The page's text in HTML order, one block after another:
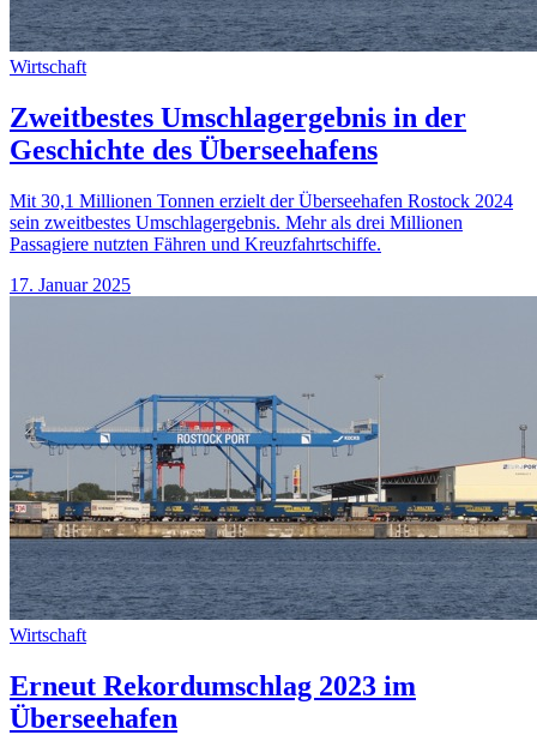
Wirtschaft
Zweitbestes Umschlagergebnis in der
Geschichte des Überseehafens
Mit 30,1 Millionen Tonnen erzielt der Überseehafen Rostock 2024
sein zweitbestes Umschlagergebnis. Mehr als drei Millionen
Passagiere nutzten Fähren und Kreuzfahrtschiffe.
17. Januar 2025
Wirtschaft
Erneut Rekordumschlag 2023 im
Überseehafen